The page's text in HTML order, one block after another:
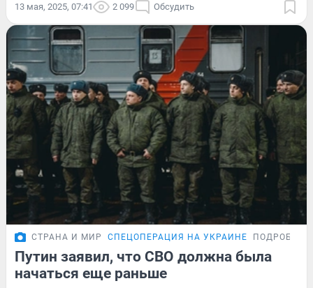
13 мая, 2025, 07:41 2 099 Обсудить
СТРАНА И МИР СПЕЦОПЕРАЦИЯ НА УКРАИНЕ
Путин заявил, что СВО должна была
начаться еще раньше